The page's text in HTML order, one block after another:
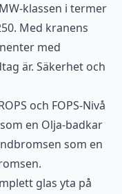
klassen i termer
Med kranens
med
är. Säkerhet och
och FOPS-Nivå
en Olja-badkar
som en
glas yta på